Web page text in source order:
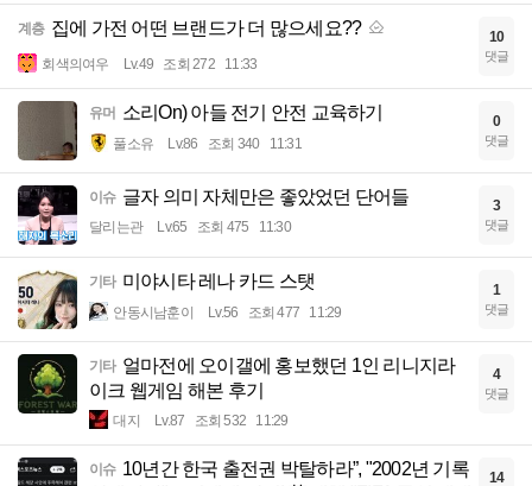
계층 집에 가전 어떤 브랜드가 더 많으세요??
회색의여우 Lv.49 조회 272 11:33
10
댓글
유머 소리On) 아들 전기 안전 교육하기
풀소유 Lv.86 조회 340 11:31
0
댓글
이슈 글자 의미 자체만은 좋았었던 단어들
달리는관 Lv.65 조회 475 11:30
3
댓글
기타 미야시타 레나 카드 스탯
안동시남훈이 Lv.56 조회 477 11:29
1
댓글
기타 얼마전에 오이갤에 홍보했던 1인 리니지라
이크 웹게임 해본 후기
대지 Lv.87 조회 532 11:29
4
댓글
이슈 10년간 한국 출전권 박탈하라”, "2002년 기록
14